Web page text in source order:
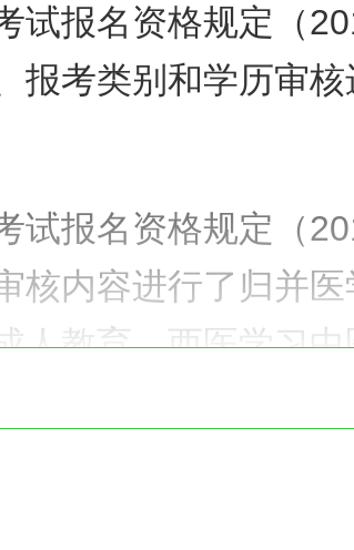
试报名资格规定（
报考类别和学历审
试报名资格规定（
核内容进行了归并
人教育、西医学习
试报名